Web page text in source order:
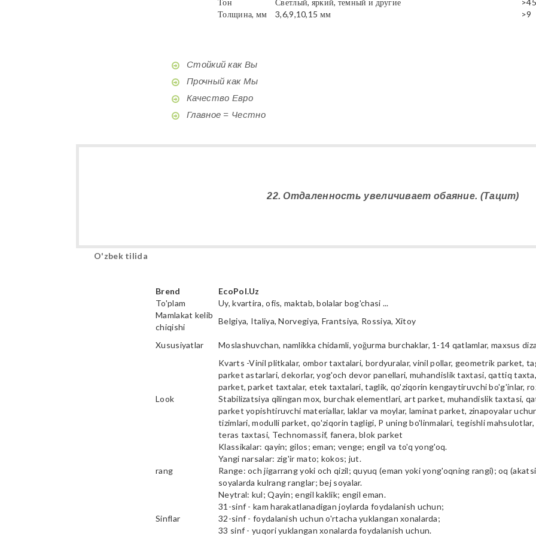
Тон Светлый, яркий, темный и другие
>45
Толщина, мм
3,6,9,10,15 мм >9
Стойкий как Вы
Прочный как Мы
Качество Евро
Главное = Честно
22. Отдаленность увеличивает обаяние. (Тацит)
O'zbek tilida
Brend
EcoPol.Uz
To'plam
Uy, kvartira, ofis, maktab, bolalar bog'chasi ...
Mamlakat kelib
chiqishi
Belgiya, Italiya, Norvegiya, Frantsiya, Rossiya, Xitoy
Xususiyatlar Moslashuvchan, namlikka chidamli, yoğurma burchaklar, 1-14 qatlamlar, maxsus
Look
Kvarts -Vinil plitkalar, ombor taxtalari, bordyuralar, vinil pollar, geometrik parket,
parket astarlari, dekorlar, yog'och devor panellari, muhandislik taxtasi, qattiq taxta,
parket, parket taxtalar, etek taxtalari, taglik, qo'ziqorin kengaytiruvchi bo'g'inlar,
Stabilizatsiya qilingan mox, burchak elementlari, art parket, muhandislik taxtasi,
parket yopishtiruvchi materiallar, laklar va moylar, laminat parket, zinapoyalar
tizimlari, modulli parket, qo'ziqorin tagligi, P uning bo'linmalari, tegishli
teras taxtasi, Technomassif, fanera, blok parket
rang
Klassikalar: qayin; gilos; eman; venge; engil va to'q yong'oq.
Yangi narsalar: zig'ir mato; kokos; jut.
Range: och jigarrang yoki och qizil; quyuq (eman yoki yong'oqning rangi); oq
soyalarda kulrang ranglar; bej soyalar.
Neytral: kul; Qayin; engil kaklik; engil eman.
Sinflar
31-sinf - kam harakatlanadigan joylarda foydalanish uchun;
32-sinf - foydalanish uchun o'rtacha yuklangan xonalarda;
33 sinf - yuqori yuklangan xonalarda foydalanish uchun.